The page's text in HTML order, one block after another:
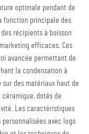
optimale pendant de
fonction principale des
récipients à boisson
efficaces. Ces
avancée permettant de
la condensation à
sur des matériaux haut de
dotés de
Les caractéristiques
avec logo